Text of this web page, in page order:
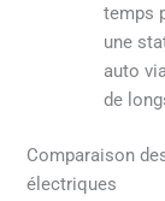
temps
une
auto
de
Comparaison
électriques